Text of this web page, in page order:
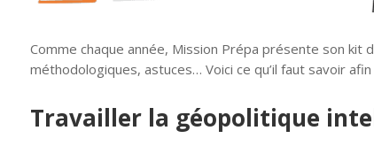
Comme chaque année, Mission Prépa présente son kit
méthodologiques, astuces… Voici ce qu’il faut savoir
Travailler la géopolitique